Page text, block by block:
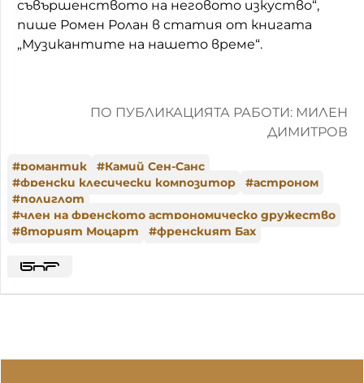
съвършенството на неговото изкуство“,
пише Ромен Ролан в статия от книгата
„Музикантите на нашето време“.
ПО ПУБЛИКАЦИЯТА РАБОТИ: МИЛЕН
ДИМИТРОВ
#романтик #Камий Сен-Санс
#френски клесически композитор #астроном
#полиглот
#член на френското астрономическо дружество
#вторият Моцарт #френският Бах